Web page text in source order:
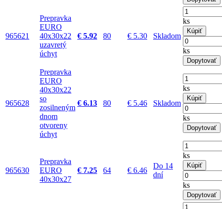
965621
Prepravka
EURO
40x30x22
uzavretý
úchyt
€ 5.92 80 € 5.30 Skladom
ks
Kúpiť
ks
Dopytovať
965628
Prepravka
EURO
40x30x22
so
zosilneným
dnom
otvoreny
úchyt
€ 6.13 80 € 5.46 Skladom
ks
Kúpiť
ks
Dopytovať
965630
Prepravka
EURO
40x30x27
€ 7.25 64 € 6.46
Do 14
dní
ks
Kúpiť
ks
Dopytovať